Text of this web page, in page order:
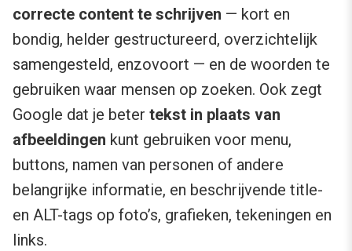
correcte content te schrijven — kort en
bondig, helder gestructureerd, overzichtelijk
samengesteld, enzovoort — en de woorden te
gebruiken waar mensen op zoeken. Ook zegt
Google dat je beter tekst in plaats van
afbeeldingen kunt gebruiken voor menu,
buttons, namen van personen of andere
belangrijke informatie, en beschrijvende title-
en ALT-tags op foto’s, grafieken, tekeningen en
links.